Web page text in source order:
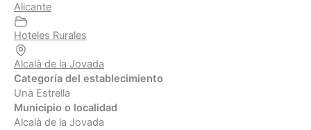
Alicante
Hoteles Rurales
Alcalà de la Jovada
Categoría del establecimiento
Una Estrella
Municipio o localidad
Alcalà de la Jovada